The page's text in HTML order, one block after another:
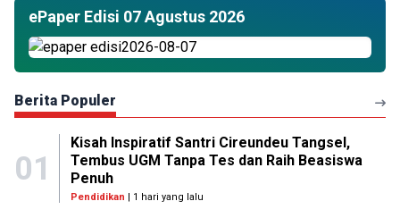
ePaper Edisi 07 Agustus 2026
Berita Populer
01
Kisah Inspiratif Santri Cireundeu Tangsel,
Tembus UGM Tanpa Tes dan Raih Beasiswa
Penuh
Pendidikan | 1 hari yang lalu